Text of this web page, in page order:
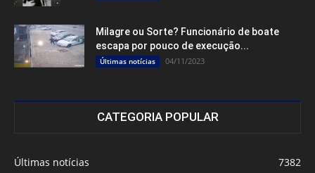
Milagre ou Sorte? Funcionário de boate
escapa por pouco de execução...
Últimas notícias 04/11/2023
CATEGORIA POPULAR
Últimas notícias
7382